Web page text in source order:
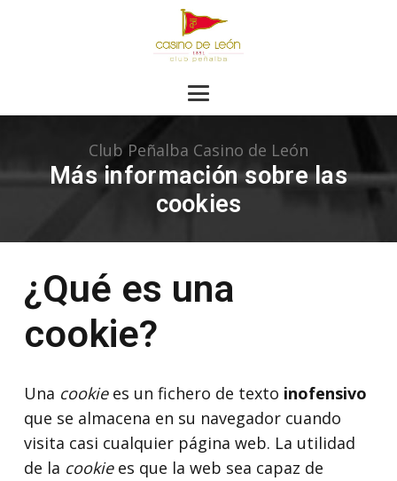
Club Peñalba Casino de León
Más información sobre las
cookies
¿Qué es una
cookie?
Una cookiees un fichero de texto inofensivo
que se almacena en su navegador cuando
visita casi cualquier página web. La utilidad
de la cookiees que la web sea capaz de